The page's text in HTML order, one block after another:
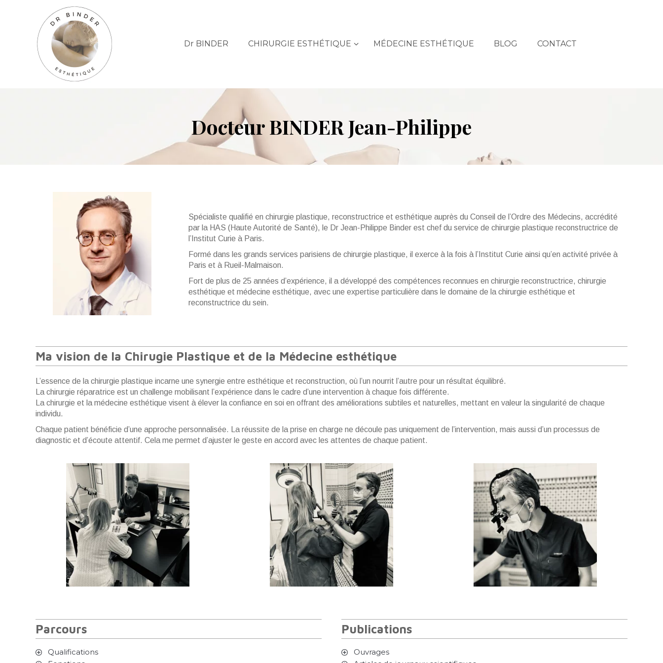
Dr BINDER CHIRURGIE ESTHÉTIQUE MÉDECINE ESTHÉTIQUE BLOG CONTACT
Docteur BINDER Jean-Philippe
Spécialiste qualifié en chirurgie plastique, reconstructrice et esthétique auprès du Conseil de l’Ordre des Médecins, accrédité
par la HAS (Haute Autorité de Santé), le Dr Jean-Philippe Binder est chef du service de chirurgie plastique reconstructrice de
l’ Institut Curie à Paris.
Formé dans les grands services parisiens de chirurgie plastique, il exerce à la fois à l’ Institut Curie ainsi qu’en activité privée à
Paris et à Rueil-Malmaison.
Fort de plus de 25 années d’expérience, il a développé des compétences reconnues en chirurgie reconstructrice, chirurgie
esthétique et médecine esthétique, avec une expertise particulière dans le domaine de la chirurgie esthétique et
reconstructrice du sein.
Ma vision de la Chirugie Plastique et de la Médecine esthétique
L’essence de la chirurgie plastique incarne une synergie entre esthétique et reconstruction, où l’un nourrit l’autre pour un résultat équilibré.
La chirurgie réparatrice est un challenge mobilisant l’expérience dans le cadre d’une intervention à chaque fois différente.
La chirurgie et la médecine esthétique visent à élever la confiance en soi en offrant des améliorations subtiles et naturelles, mettant en valeur la singularité de chaque
individu.
Chaque patient bénéficie d’une approche personnalisée. La réussite de la prise en charge ne découle pas uniquement de l’intervention, mais aussi d’un processus de
diagnostic et d’écoute attentif. Cela me permet d’ajuster le geste en accord avec les attentes de chaque patient.
Parcours
Qualifications
Publications
Ouvrages